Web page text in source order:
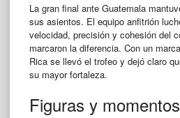
La gran final ante Guatemala
sus asientos. El equipo anfitrión
velocidad, precisión y cohesión del
marcaron la diferencia. Con un
Rica se llevó el trofeo y dejó claro
su mayor fortaleza.
Figuras y